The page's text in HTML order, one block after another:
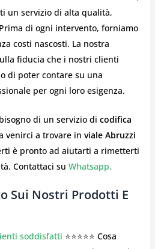
un servizio di alta qualità,
di ogni intervento, forniamo
costi nascosti. La nostra
fiducia che i nostri clienti
di poter contare su una
per ogni loro esigenza.
di un servizio di codifica
venirci a trovare in viale Abruzzi
è pronto ad aiutarti a rimetterti
Contattaci su Whatsapp.
Sui Nostri Prodotti E
soddisfatti ⭐⭐⭐⭐⭐ Cosa